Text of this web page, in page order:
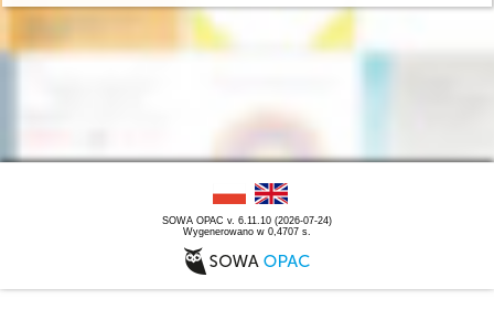
SOWA OPAC v. 6.11.10 (2026-07-24)
Wygenerowano w 0,4707 s.